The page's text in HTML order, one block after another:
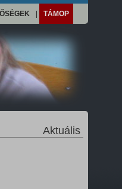
TÁMOP
Aktuális